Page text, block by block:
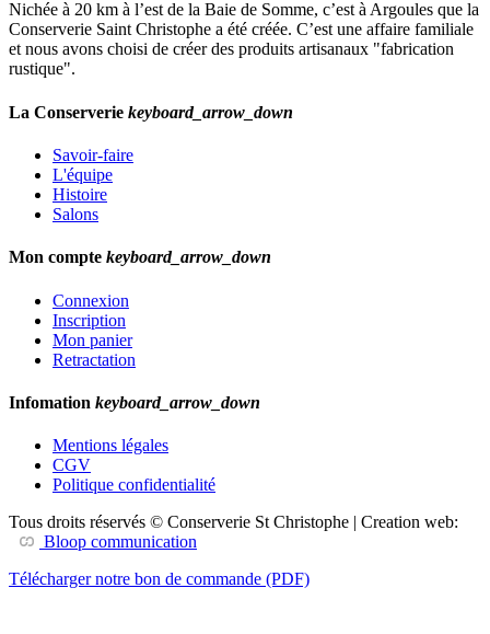
Nichée à 20 km à l’est de la Baie de Somme, c’est à Argoules que la
Conserverie Saint Christophe a été créée. C’est une affaire familiale
et nous avons choisi de créer des produits artisanaux "fabrication
rustique".
La Conserverie keyboard_arrow_down
Savoir-faire
L'équipe
Histoire
Salons
Mon compte keyboard_arrow_down
Connexion
Inscription
Mon panier
Retractation
Infomation keyboard_arrow_down
Mentions légales
CGV
Politique confidentialité
Tous droits réservés © Conserverie St Christophe | Creation web:
Bloop communication
Télécharger notre bon de commande (PDF)